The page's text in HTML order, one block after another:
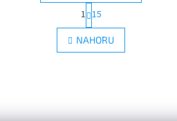
O
v
l
í
S
t
r
á
n
n
1 15
NAHORU